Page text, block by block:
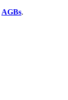
AGBs.